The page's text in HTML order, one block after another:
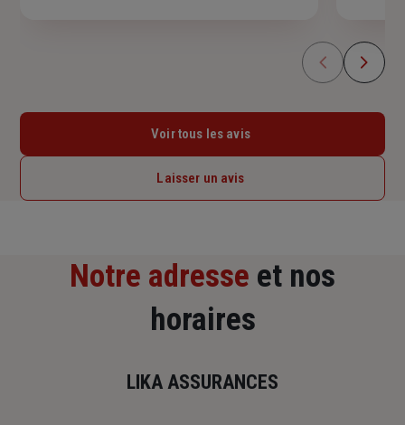
Voir tous les avis
Laisser un avis
Notre adresse et nos
horaires
LIKA ASSURANCES